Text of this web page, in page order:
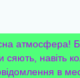
атмосфера!
навіть
в